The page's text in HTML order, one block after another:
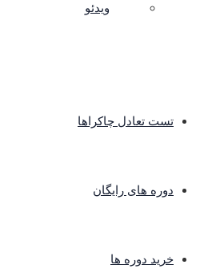
ویدئو
تست تعادل چاکراها
دوره های رایگان
خرید دوره ها